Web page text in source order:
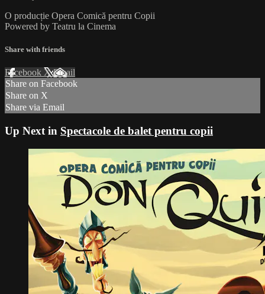
O producție Opera Comică pentru Copii
Powered by Teatru la Cinema
Share with friends
Facebook XEmail
Share on Facebook
Share on X
Share via Email
Up Next in Spectacole de balet pentru copii